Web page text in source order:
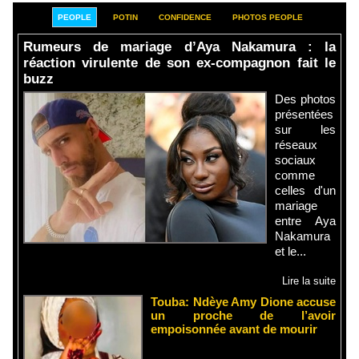
PEOPLE POTIN CONFIDENCE PHOTOS PEOPLE
Rumeurs de mariage d’Aya Nakamura : la
réaction virulente de son ex-compagnon fait le
buzz
Des photos
présentées
sur les
réseaux
sociaux
comme
celles d'un
mariage
entre Aya
Nakamura
et le...
Lire la suite
Touba: Ndèye Amy Dione accuse
un proche de l’avoir
empoisonnée avant de mourir